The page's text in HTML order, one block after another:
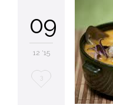
09
12 '15
Love
3